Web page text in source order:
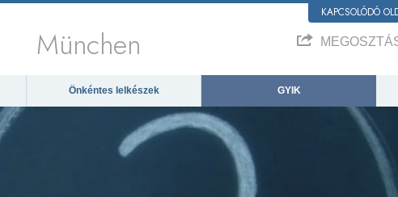
KAPCSOLÓDÓ
München
Önkéntes lelkészek GYIK